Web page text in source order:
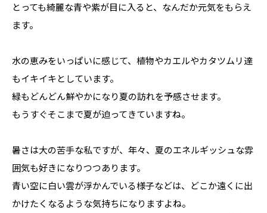
とっても綺麗な青や紫が目に入ると、なんだか元気をもらえ
ます。
水の恵みをいっぱいに感じて、植物やカエルやカタツムリ達
もイキイキとしています。
緑もどんどん鮮やかになり夏の訪れを予感させます。
もうすぐそこまで夏が迫ってきていますね。
暑さは大の苦手な私ですが、年々、夏のエネルギッシュな雰
囲気も好きになりつつあります。
青い空に白い雲が浮かんでいる様子などは、どこか遠くに出
かけたくなるような気持ちになりますよね。